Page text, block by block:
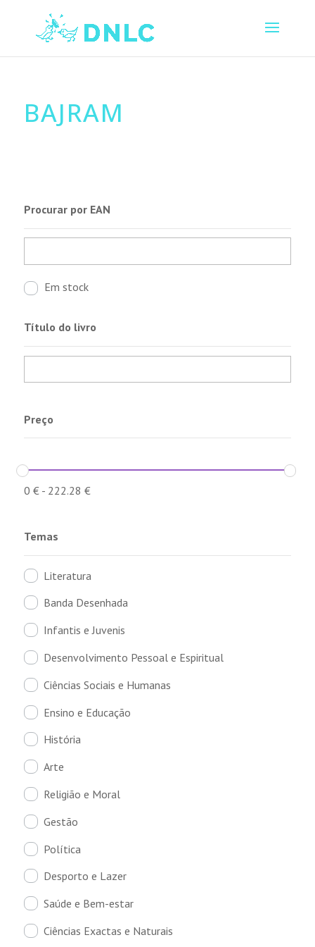
BAJRAM
Procurar por EAN
Em stock
Título do livro
Preço
0 €- 222.28 €
Temas
Literatura
Banda Desenhada
Infantis e Juvenis
Desenvolvimento Pessoal e Espiritual
Ciências Sociais e Humanas
Ensino e Educação
História
Arte
Religião e Moral
Gestão
Política
Desporto e Lazer
Saúde e Bem-estar
Ciências Exactas e Naturais